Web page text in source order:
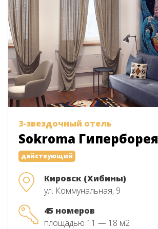
3-звездочный отель
Sokroma Гиперборея
действующий
Кировск (Хибины)
ул. Коммунальная, 9
45 номеров
площадью 11 — 18 м2